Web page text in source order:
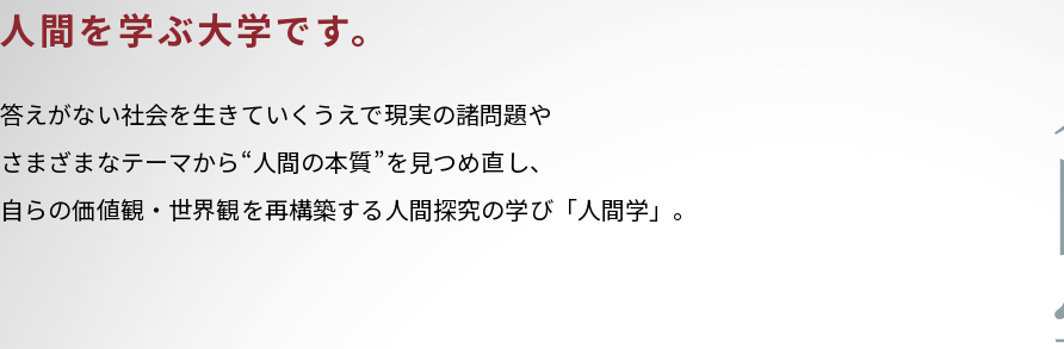
人間を学ぶ大学です。
答えがない社会を生きていくうえで現実の諸問題や
さまざまなテーマから“人間の本質”を見つめ直し、
自らの価値観・世界観を再構築する人間探究の学び「人間学」。